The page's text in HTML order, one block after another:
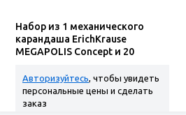
Набор из 1 механического
карандаша ErichKrause
MEGAPOLIS Concept и 20
Авторизуйтесь, чтобы увидеть
персональные цены и сделать
заказ